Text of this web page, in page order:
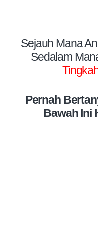
Sejauh Mana
Sedalam
Pernah
Bawah Ini